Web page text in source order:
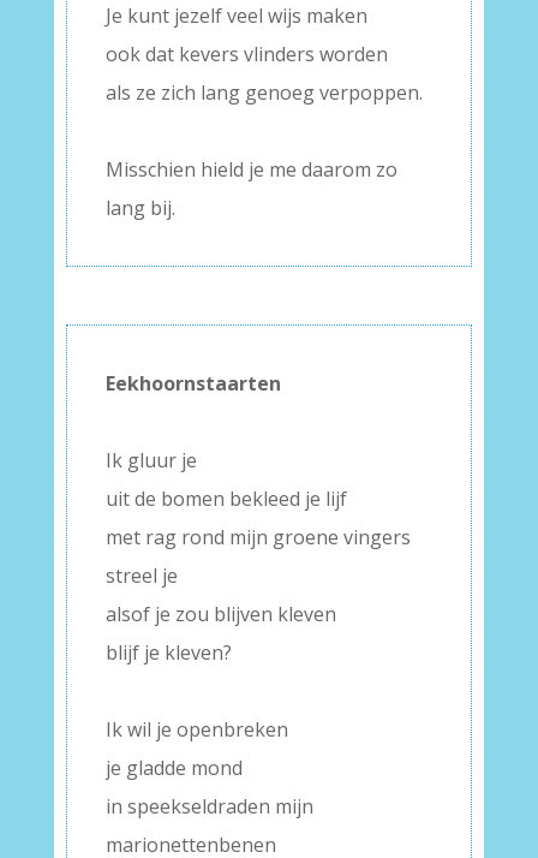
Je kunt jezelf veel wijs maken
ook dat kevers vlinders worden
als ze zich lang genoeg verpoppen.
Misschien hield je me daarom zo
lang bij.
Eekhoornstaarten
Ik gluur je
uit de bomen bekleed je lijf
met rag rond mijn groene vingers
streel je
alsof je zou blijven kleven
blijf je kleven?
Ik wil je openbreken
je gladde mond
in speekseldraden mijn
marionettenbenen